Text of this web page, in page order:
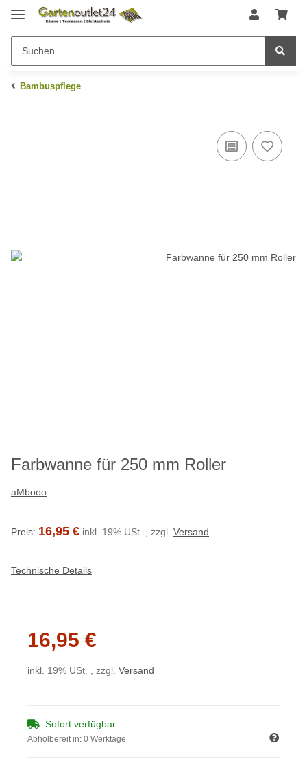
Bambuspflege
Farbwanne für 250 mm Roller
aMbooo
Preis: 16,95 € inkl. 19% USt. , zzgl. Versand
Technische Details
16,95 €
inkl. 19% USt. , zzgl. Versand
Sofort verfügbar
Abholbereit in: 0 Werktage